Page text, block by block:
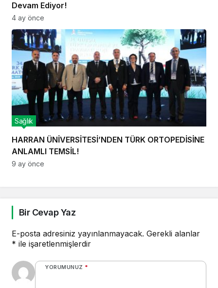
Devam Ediyor!
4 ay önce
HARRAN ÜNİVERSİTESİ’NDEN TÜRK ORTOPEDİSİNE
ANLAMLI TEMSİL!
Sağlık
9 ay önce
Bir Cevap Yaz
E-posta adresiniz yayınlanmayacak. Gerekli alanlar
* ile işaretlenmişlerdir
YORUMUNUZ *